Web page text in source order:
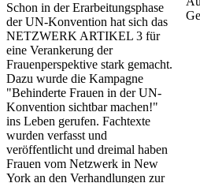
Schon in der Erarbeitungsphase
der UN-Konvention hat sich das
NETZWERK ARTIKEL 3 für
eine Verankerung der
Frauenperspektive stark gemacht.
Dazu wurde die Kampagne
"Behinderte Frauen in der UN-
Konvention sichtbar machen!"
ins Leben gerufen. Fachtexte
wurden verfasst und
veröffentlicht und dreimal haben
Frauen vom Netzwerk in New
York an den Verhandlungen zur